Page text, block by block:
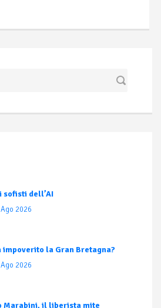
sofisti dell’AI
2026
impoverito la Gran Bretagna?
2026
Marabini, il liberista mite